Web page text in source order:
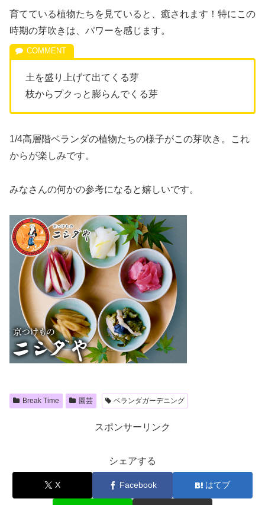
育てている植物たちを見ていると、癒されます！特にこの
時期の芽吹きは、パワーを感じます。
土を盛り上げて出てくる芽
枝からプクっと膨らんでくる芽
1/4高層階ベランダの植物たちの様子がこの芽吹き。これ
からが楽しみです。
みなさんの何かの参考になると嬉しいです。
Break Time 園芸 ベランダガーデニング
スポンサーリンク
シェアする
X Facebook はてブ